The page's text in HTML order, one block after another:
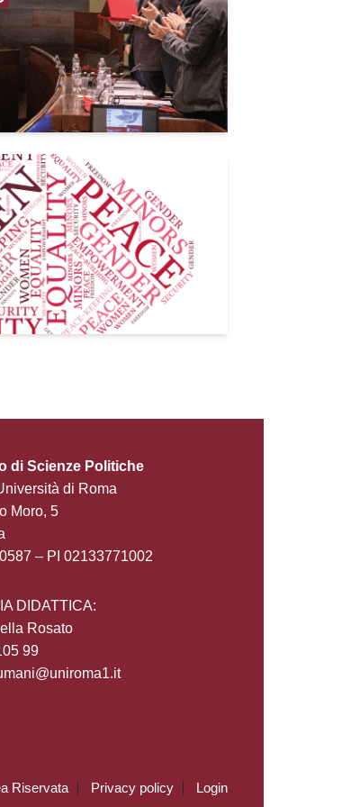
di Scienze Politiche
di Roma
Moro, 5
– PI 02133771002
DIDATTICA:
Rosato
99
Riservata Privacy policy Login